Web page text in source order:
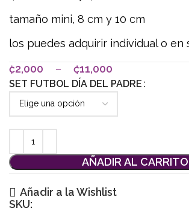
tamaño mini, 8 cm y 10 cm
los puedes adquirir individual o en
₡2,000 – ₡11,000
SET FUTBOL DÍA DEL PADRE
AÑADIR AL CARRITO
Añadir a la Wishlist
SKU: